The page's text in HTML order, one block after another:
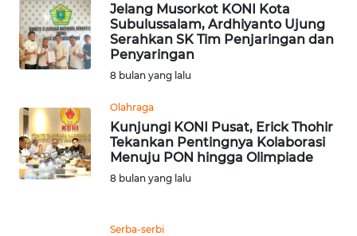
Jelang Musorkot KONI Kota
Subulussalam, Ardhiyanto Ujung
Serahkan SK Tim Penjaringan dan
Penyaringan
8 bulan yang lalu
Olahraga
Kunjungi KONI Pusat, Erick Thohir
Tekankan Pentingnya Kolaborasi
Menuju PON hingga Olimpiade
8 bulan yang lalu
Serba-serbi
WN
GORONTALO
WN
WN
MALUKU